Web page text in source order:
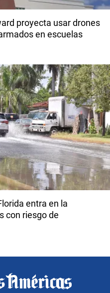
proyecta usar drones
en escuelas
entra en la
con riesgo de